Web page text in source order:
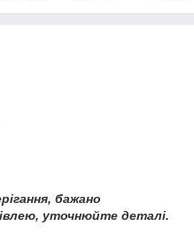
бажано
уточнюйте деталі.